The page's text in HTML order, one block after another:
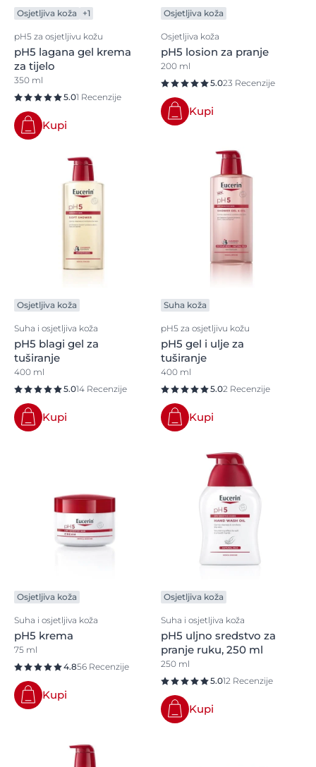
Osjetljiva koža +1
pH5 za osjetljivu kožu
pH5 lagana gel krema
za tijelo
350 ml
5.01 Recenzije
Kupi
Osjetljiva koža
Osjetljiva koža
pH5 losion za pranje
200 ml
5.023 Recenzije
Kupi
Osjetljiva koža
Suha i osjetljiva koža
pH5 blagi gel za
tuširanje
400 ml
5.014 Recenzije
Kupi
Suha koža
pH5 za osjetljivu kožu
pH5 gel i ulje za
tuširanje
400 ml
5.02 Recenzije
Kupi
Osjetljiva koža
Suha i osjetljiva koža
pH5 krema
75 ml
4.856 Recenzije
Kupi
Osjetljiva koža
Suha i osjetljiva koža
pH5 uljno sredstvo za
pranje ruku, 250 ml
250 ml
5.012 Recenzije
Kupi